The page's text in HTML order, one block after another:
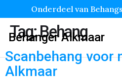
Onderdeel van
Behanger Alkmaar
Tag:Behang
Scanbehang voor
Alkmaar